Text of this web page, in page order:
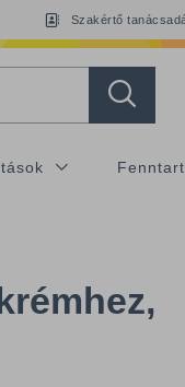
Szakértő